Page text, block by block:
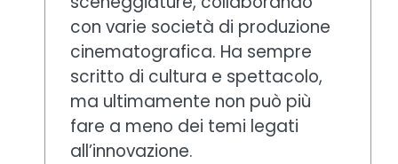
con varie società di produzione
cinematografica. Ha sempre
scritto di cultura e spettacolo,
ma ultimamente non può più
fare a meno dei temi legati
all’innovazione.